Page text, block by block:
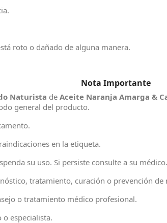
roto o dañado de alguna manera.
Nota Importante
Naturista de Aceite Naranja Amarga &
general del producto.
en la etiqueta.
su uso. Si persiste consulte a su médico.
tratamiento, curación o prevención
o tratamiento médico profesional.
especialista.